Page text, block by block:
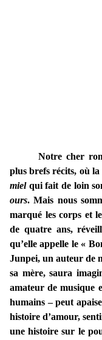
Notre cher
plus brefs récits, où
mielqui fait de loin
ours. Mais nous
marqué les corps et
de quatre ans,
qu’elle appelle le «
Junpei, un auteur de
sa mère, saura
amateur de musique
humains – peut
histoire d’amour,
une histoire sur le